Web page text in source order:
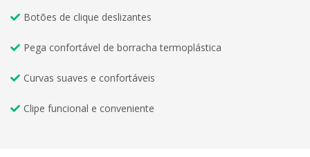
Botões de clique deslizantes
Pega confortável de borracha termoplástica
Curvas suaves e confortáveis
Clipe funcional e conveniente